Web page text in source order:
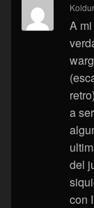
A
a
del
con